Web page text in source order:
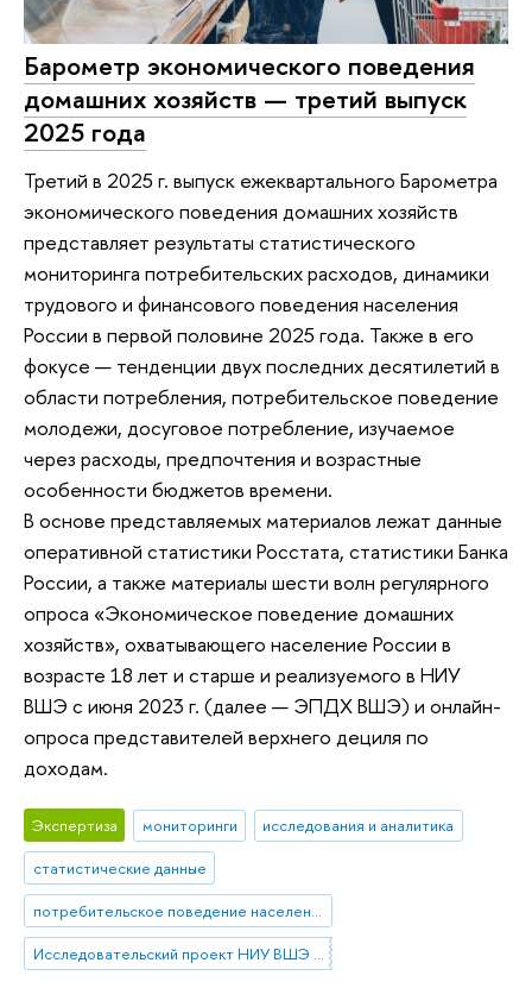
Барометр экономического поведения
домашних хозяйств — третий выпуск
2025 года
Третий в 2025 г. выпуск ежеквартального Барометра
экономического поведения домашних хозяйств
представляет результаты статистического
мониторинга потребительских расходов, динамики
трудового и финансового поведения населения
России в первой половине 2025 года. Также в его
фокусе — тенденции двух последних десятилетий в
области потребления, потребительское поведение
молодежи, досуговое потребление, изучаемое
через расходы, предпочтения и возрастные
особенности бюджетов времени.
В основе представляемых материалов лежат данные
оперативной статистики Росстата, статистики Банка
России, а также материалы шести волн регулярного
опроса «Экономическое поведение домашних
хозяйств», охватывающего население России в
возрасте 18 лет и старше и реализуемого в НИУ
ВШЭ с июня 2023 г. (далее — ЭПДХ ВШЭ) и онлайн-
опроса представителей верхнего дециля по
доходам.
Экспертиза мониторинги
исследования и аналитика
статистические данные
потребительское поведение населения
Исследовательский проект НИУ ВШЭ «Экономическое поведение домашних хозяйств»